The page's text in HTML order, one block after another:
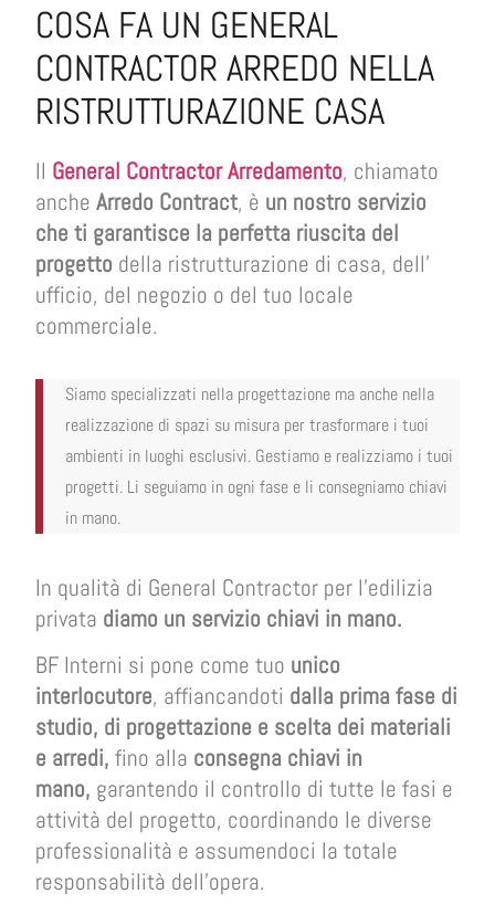
COSA FA UN GENERAL
CONTRACTOR ARREDO NELLA
RISTRUTTURAZIONE CASA
Il General Contractor Arredamento, chiamato
ancheArredo Contract, è un nostro servizio
che ti garantisce la perfetta riuscita del
progetto della ristrutturazione di casa, dell’
ufficio, del negozio o del tuo locale
commerciale.
Siamo specializzati nella progettazione ma anche nella
realizzazione di spazi su misura per trasformare i tuoi
ambienti in luoghi esclusivi. Gestiamo e realizziamo i tuoi
progetti. Li seguiamo in ogni fase e li consegniamo chiavi
in mano.
In qualità di General Contractor per l’edilizia
privata diamo un servizio chiavi in mano.
BF Interni si pone come tuo unico
interlocutore, affiancandoti dalla prima fase di
studio, di progettazione e scelta dei materiali
e arredi,fino alla consegna chiavi in
mano, garantendo il controllo di tutte le fasi e
attività del progetto, coordinando le diverse
professionalità e assumendoci la totale
responsabilità dell’opera.